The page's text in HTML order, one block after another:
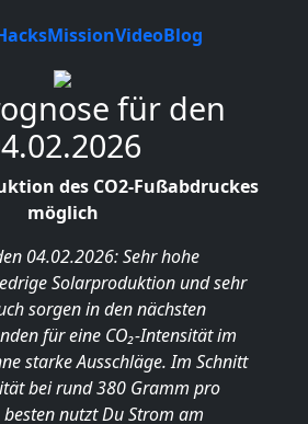
MissionVideoBlog
für den
des CO2-Fußabdruckes
möglich
04.02.2026: Sehr hohe
Solarproduktion und sehr
sorgen in den nächsten
für eine CO₂-Intensität im
starke Ausschläge. Im Schnitt
bei rund 380 Gramm pro
nutzt Du Strom am